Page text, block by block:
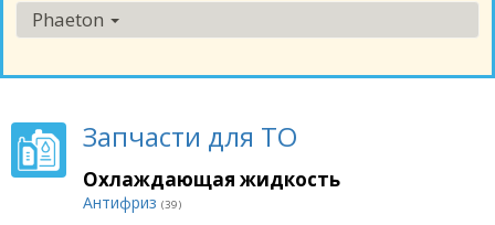
Phaeton
Запчасти для ТО
Охлаждающая жидкость
Антифриз (39)